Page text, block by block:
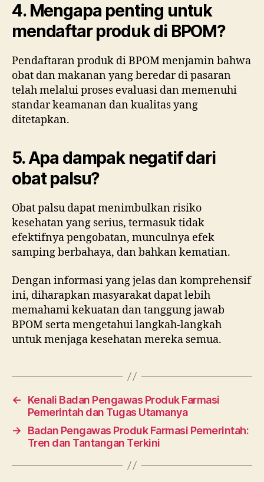
4. Mengapa penting untuk
mendaftar produk di BPOM?
Pendaftaran produk di BPOM menjamin bahwa
obat dan makanan yang beredar di pasaran
telah melalui proses evaluasi dan memenuhi
standar keamanan dan kualitas yang
ditetapkan.
5. Apa dampak negatif dari
obat palsu?
Obat palsu dapat menimbulkan risiko
kesehatan yang serius, termasuk tidak
efektifnya pengobatan, munculnya efek
samping berbahaya, dan bahkan kematian.
Dengan informasi yang jelas dan komprehensif
ini, diharapkan masyarakat dapat lebih
memahami kekuatan dan tanggung jawab
BPOM serta mengetahui langkah-langkah
untuk menjaga kesehatan mereka semua.
←
Kenali Badan Pengawas Produk Farmasi
Pemerintah dan Tugas Utamanya
→
Badan Pengawas Produk Farmasi Pemerintah:
Tren dan Tantangan Terkini